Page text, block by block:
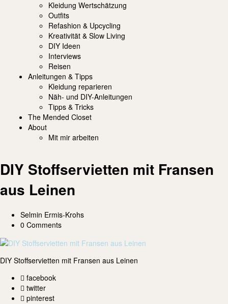
Kleidung Wertschätzung
Outfits
Refashion & Upcycling
Kreativität & Slow Living
DIY Ideen
Interviews
Reisen
Anleitungen & Tipps
Kleidung reparieren
Näh- und DIY-Anleitungen
Tipps & Tricks
The Mended Closet
About
Mit mir arbeiten
DIY Stoffservietten mit Fransen
aus Leinen
Selmin Ermis-Krohs
0 Comments
DIY Stoffservietten mit Fransen aus Leinen
facebook
twitter
pinterest